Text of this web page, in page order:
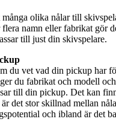
olika nålar till
namn eller fabrikat gör
till just din skivspelare.
du vet vad din pickup har
du fabrikat och modell
till din pickup. Det kan
det stor skillnad mellan
och ibland är det